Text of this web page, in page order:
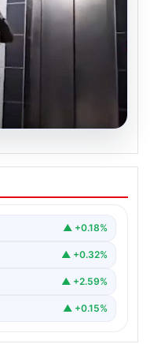
çıktı,
“ Elazığ’da▲ +0.18%
▲ +0.32%
▲ +2.59%
▲ +0.15%